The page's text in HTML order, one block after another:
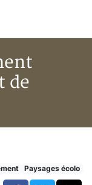
de
Paysages écolo